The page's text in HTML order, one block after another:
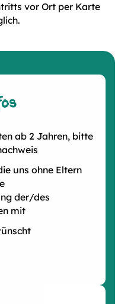
vor Ort per Karte
ab 2 Jahren, bitte
uns ohne Eltern
der/des
mit